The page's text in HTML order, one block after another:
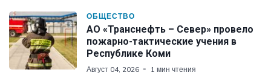
ОБЩЕСТВО
АО «Транснефть – Север» провело
пожарно-тактические учения в
Республике Коми
Август 04, 2026 1 мин чтения